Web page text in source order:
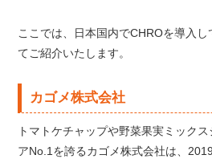
ここでは、日本国内でCHROを導入
てご紹介いたします。
カゴメ株式会社
トマトケチャップや野菜果実ミック
アNo.1を誇るカゴメ株式会社は、